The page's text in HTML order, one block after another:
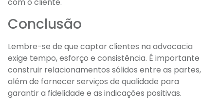
com o cliente.
Conclusão
Lembre-se de que captar clientes na advocacia
exige tempo, esforço e consistência. É importante
construir relacionamentos sólidos entre as partes,
além de fornecer serviços de qualidade para
garantir a fidelidade e as indicações positivas.